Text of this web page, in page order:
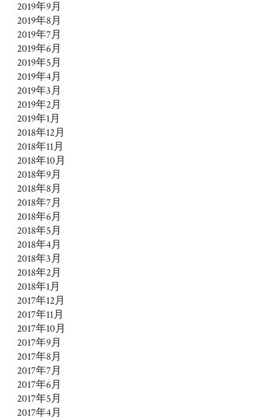
2019年9月
2019年8月
2019年7月
2019年6月
2019年5月
2019年4月
2019年3月
2019年2月
2019年1月
2018年12月
2018年11月
2018年10月
2018年9月
2018年8月
2018年7月
2018年6月
2018年5月
2018年4月
2018年3月
2018年2月
2018年1月
2017年12月
2017年11月
2017年10月
2017年9月
2017年8月
2017年7月
2017年6月
2017年5月
2017年4月